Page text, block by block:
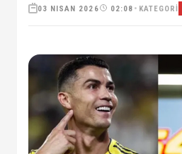
03 NISAN 2026 02:08 • KATEGORI